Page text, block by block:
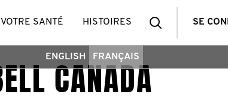
Recherche
SE
VOTRE SANTÉ HISTOIRES
ENGLISH FRANÇAIS
CANADA